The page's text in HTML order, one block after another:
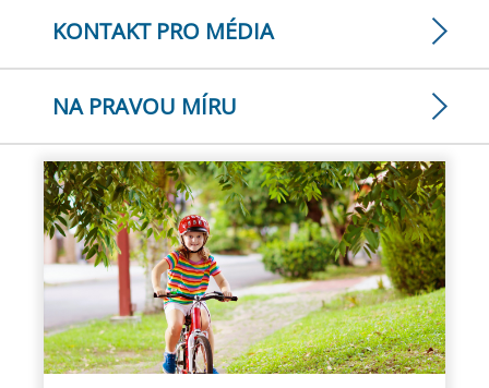
KONTAKT PRO MÉDIA
NA PRAVOU MÍRU